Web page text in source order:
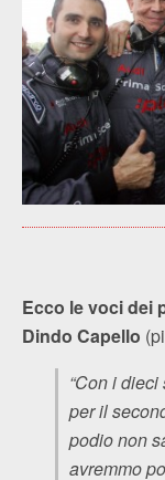
Ecco le voci dei
Dindo Capello
“Con i
per il
podio non
avremmo